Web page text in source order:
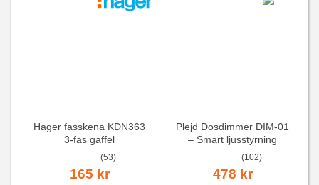
Hager fasskena KDN363
3-fas gaffel
(53)
165 kr
Plejd Dosdimmer DIM-01
– Smart ljusstyrning
(102)
478 kr